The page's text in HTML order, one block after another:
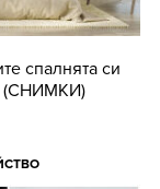
спалнята си
(СНИМКИ)